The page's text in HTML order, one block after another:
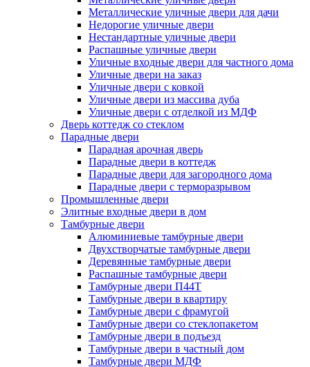
Металлические уличные двери для дачи
Недорогие уличные двери
Нестандартные уличные двери
Распашные уличные двери
Уличные входные двери для частного дома
Уличные двери на заказ
Уличные двери с ковкой
Уличные двери из массива дуба
Уличные двери с отделкой из МДФ
Дверь коттедж со стеклом
Парадные двери
Парадная арочная дверь
Парадные двери в коттедж
Парадные двери для загородного дома
Парадные двери с терморазрывом
Промышленные двери
Элитные входные двери в дом
Тамбурные двери
Алюминиевые тамбурные двери
Двухстворчатые тамбурные двери
Деревянные тамбурные двери
Распашные тамбурные двери
Тамбурные двери П44Т
Тамбурные двери в квартиру
Тамбурные двери с фрамугой
Тамбурные двери со стеклопакетом
Тамбурные двери в подъезд
Тамбурные двери в частный дом
Тамбурные двери МДФ